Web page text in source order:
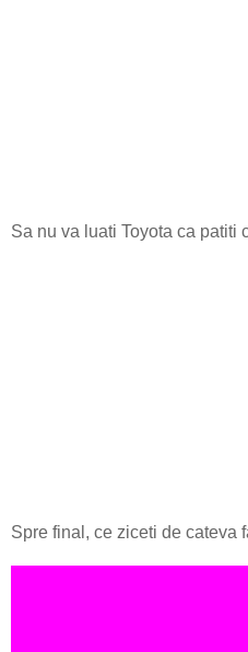
Sa nu va luati Toyota ca patiti
Spre final, ce ziceti de cateva